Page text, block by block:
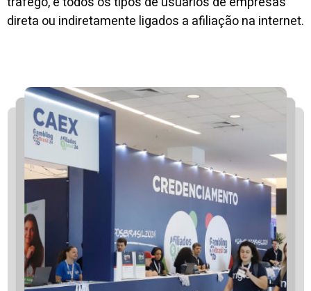
direta ou indiretamente ligados a afiliação na internet.